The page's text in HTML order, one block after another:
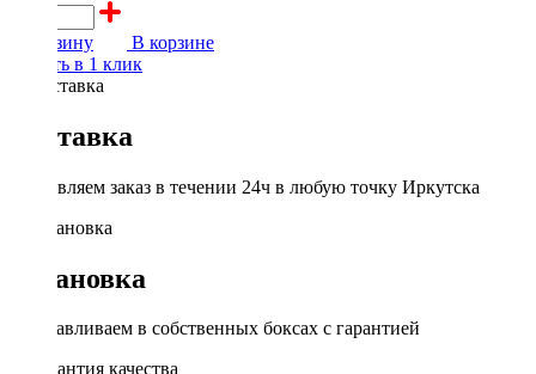
В корзину
В корзине
Купить в 1 клик
Доставка
Доставляем заказ в течении 24ч в любую точку Иркутска
Установка
Устанавливаем в собственных боксах с гарантией